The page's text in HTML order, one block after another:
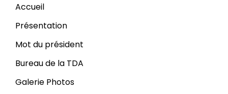
Accueil
Présentation
Mot du président
Bureau de la TDA
Galerie Photos